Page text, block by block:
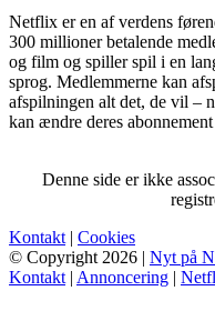
Netflix er en af verdens
300 millioner betalende
og film og spiller spil i en
sprog. Medlemmerne kan
afspilningen alt det, de vil –
kan ændre deres
Denne side er ikke
Kontakt | Cookies
© Copyright 2026 | Nyt på
Kontakt | Annoncering |